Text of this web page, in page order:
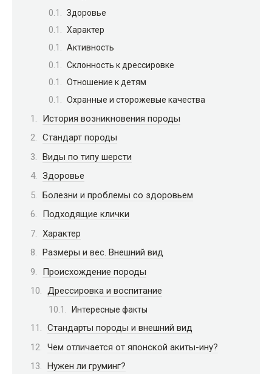
Здоровье
Характер
Активность
Склонность к дрессировке
Отношение к детям
Охранные и сторожевые качества
История возникновения породы
Стандарт породы
Виды по типу шерсти
Здоровье
Болезни и проблемы со здоровьем
Подходящие клички
Характер
Размеры и вес. Внешний вид
Происхождение породы
Дрессировка и воспитание
Интересные факты
Стандарты породы и внешний вид
Чем отличается от японской акиты-ину?
Нужен ли груминг?